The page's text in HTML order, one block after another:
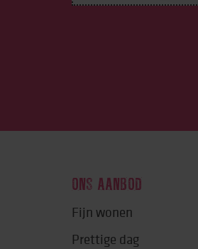
ONS AANBOD
Fijn wonen
Prettige dag